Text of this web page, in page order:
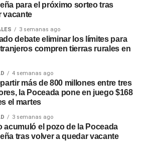
el mismo diagnóstico: la
argentino cae en 2026
a futuro se deterioran por
la asunción de Milei
los pronósticos diarios y semanales,
seguir las actualizaciones del
acerquen la primavera y el verano.
para el próximo sorteo tras
vacante
3 semanas ago
debate eliminar los límites para
compren tierras rurales en
4 semanas ago
más de 800 millones entre tres
la Poceada pone en juego $168
el martes
3 semanas ago
acumuló el pozo de la Poceada
tras volver a quedar vacante